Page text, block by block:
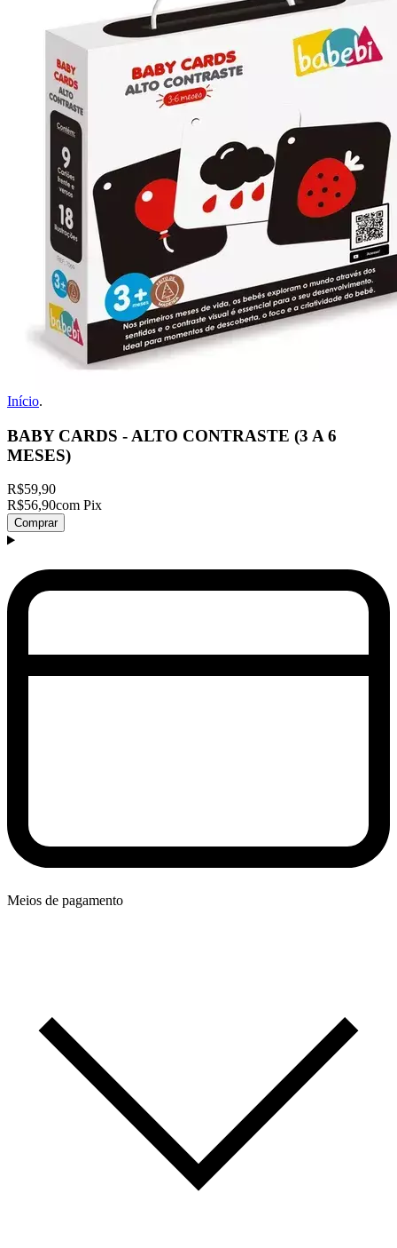
Início.
BABY CARDS - ALTO CONTRASTE (3 A 6
MESES)
R$59,90
R$56,90com Pix
Comprar
Meios de pagamento